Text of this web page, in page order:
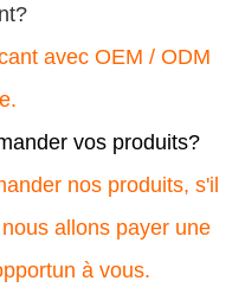
avec OEM / ODM
vos produits?
nos produits, s'il
allons payer une
à vous.